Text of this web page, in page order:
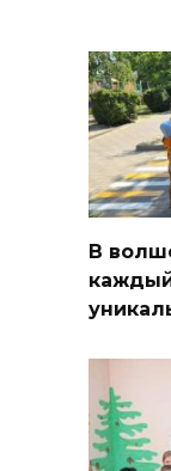
В